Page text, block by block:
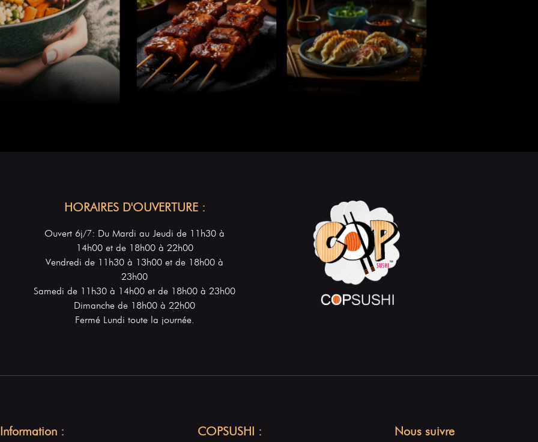
HORAIRES D'OUVERTURE :
Ouvert 6j/7: Du Mardi au Jeudi de 11h30 à
14h00 et de 18h00 à 22h00
Vendredi de 11h30 à 13h00 et de 18h00 à
23h00
Samedi de 11h30 à 14h00 et de 18h00 à 23h00
Dimanche de 18h00 à 22h00
Fermé Lundi toute la journée.
Information : COPSUSHI : Nous suivre